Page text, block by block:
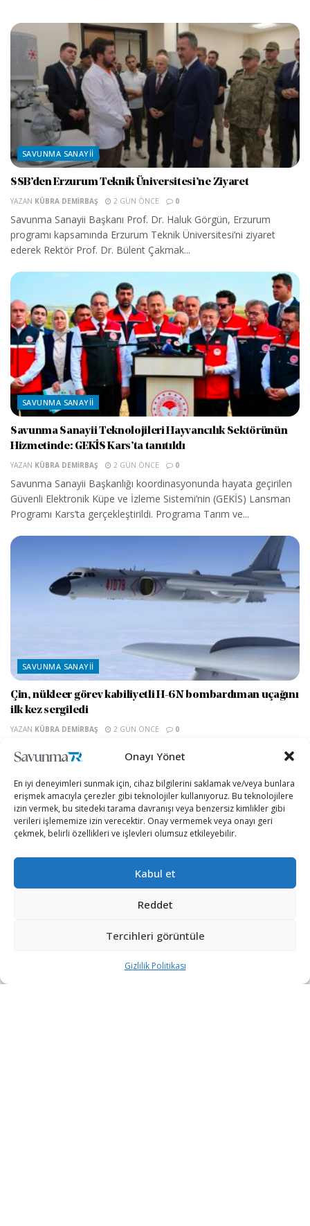
Onayı Yönet
En iyi deneyimleri sunmak için, cihaz bilgilerini saklamak ve/veya bunlara
erişmek amacıyla çerezler gibi teknolojiler kullanıyoruz. Bu teknolojilere
izin vermek, bu sitedeki tarama davranışı veya benzersiz kimlikler gibi
verileri işlememize izin verecektir. Onay vermemek veya onayı geri
çekmek, belirli özellikleri ve işlevleri olumsuz etkileyebilir.
Kabul et
Reddet
Tercihleri görüntüle
Gizlilik Politikası
SAVUNMA SANAYII
SSB’den Erzurum Teknik Üniversitesi’ne Ziyaret
YAZAN KÜBRA DEMIRBAŞ 2 GÜN ÖNCE 0
Savunma Sanayii Başkanı Prof. Dr. Haluk Görgün, Erzurum
programı kapsamında Erzurum Teknik Üniversitesi’ni ziyaret
ederek Rektör Prof. Dr. Bülent Çakmak...
SAVUNMA SANAYII
Savunma Sanayii Teknolojileri Hayvancılık Sektörünün
Hizmetinde: GEKİS Kars’ta tanıtıldı
YAZAN KÜBRA DEMIRBAŞ 2 GÜN ÖNCE 0
Savunma Sanayii Başkanlığı koordinasyonunda hayata geçirilen
Güvenli Elektronik Küpe ve İzleme Sistemi’nin (GEKİS) Lansman
Programı Kars’ta gerçekleştirildi. Programa Tarım ve...
SAVUNMA SANAYII
Çin, nükleer görev kabiliyetli H-6N bombardıman uçağını
ilk kez sergiledi
YAZAN KÜBRA DEMIRBAŞ 2 GÜN ÖNCE 0
değerlendirilen H-6N bombardıman uçağını dikkat çekici bir
konfigürasyonla tanıttı. Military China’nın aktardığına...
İlk Trump Sınıfı Muharebe Gemisinin Maliyeti
23 Milyar Dolara Ulaşabilir
3 GÜN ÖNCE
Esintili İHA Hedefi